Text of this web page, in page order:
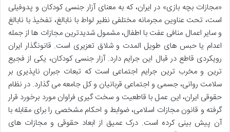
«مجازات بچه بازی» در ایران، که به معنای آزار جنسی کودکان و پدوفیلی
است، تحت عناوین مجرمانه مختلفی نظیر لواط با نابالغ، تفخیذ با نابالغ
و سایر اعمال منافی عفت با اطفال، مشمول شدیدترین مجازات ها از جمله
اعدام یا حبس های طویل المدت و شلاق تعزیری است. قانونگذار ایران
رویکردی قاطع در قبال این جرایم دارد. آزار جنسی کودکان، یکی از فجیع
ترین و مخرب ترین جرایم اجتماعی است که تبعات جبران ناپذیری بر
سلامت روانی، جسمی و اجتماعی قربانیان و کل جامعه می گذارد. در نظام
حقوقی ایران، این عمل با قاطعیت و سخت گیری فراوان مورد برخورد قرار
گرفته و قانون مجازات اسلامی، ضوابط و احکام مشخصی را برای مقابله با
آن پیش بینی کرده است. درک عمیق از ابعاد حقوقی و مجازات های